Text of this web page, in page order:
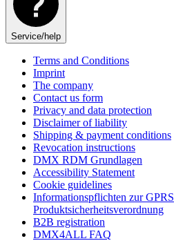
Service/help
Terms and Conditions
Imprint
The company
Contact us form
Privacy and data protection
Disclaimer of liability
Shipping & payment conditions
Revocation instructions
DMX RDM Grundlagen
Accessibility Statement
Cookie guidelines
Informationspflichten zur GPRS
Produktsicherheitsverordnung
B2B registration
DMX4ALL FAQ